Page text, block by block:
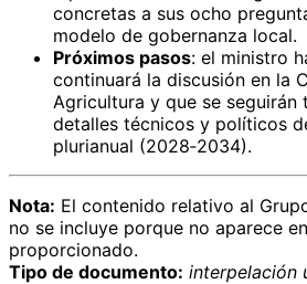
concretas a sus ocho
modelo de gobernanza local.
Próximos pasos: el ministro
continuará la discusión en la
Agricultura y que se seguirán
detalles técnicos y políticos
plurianual (2028‑2034).
Nota: El contenido relativo al
no se incluye porque no aparece
proporcionado.
Tipo de documento: interpelación